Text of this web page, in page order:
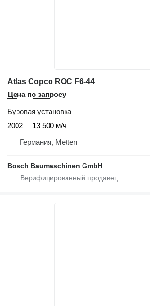
Atlas Copco ROC F6-44
Цена по запросу
Буровая установка
2002
13 500 м/ч
Германия, Metten
Bosch Baumaschinen GmbH